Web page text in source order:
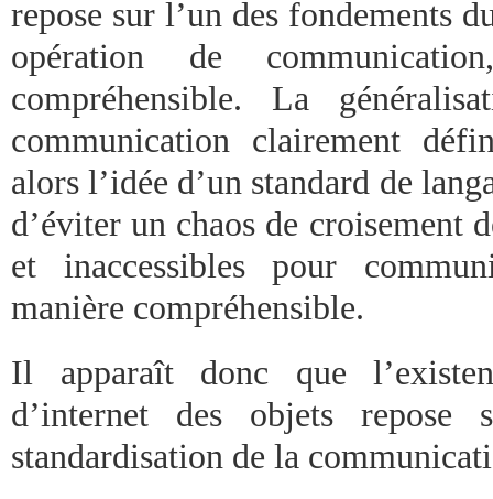
repose sur l’un des fondements
opération de
compréhensible. La
communication clairement
alors l’idée d’un standard de
d’éviter un chaos de croisement
et inaccessibles pour
manière compréhensible.
Il apparaît donc que
d’internet des objets repose
standardisation de la